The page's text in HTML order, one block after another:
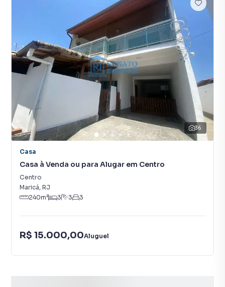
36
Casa
Casa à Venda ou para Alugar em Centro
Centro
Maricá, RJ
240m² 3 3 3
R$ 15.000,00Aluguel